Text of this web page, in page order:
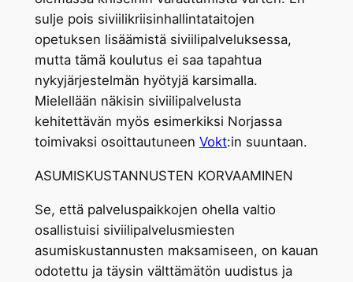
sulje pois siviilikriisinhallintataitojen
opetuksen lisäämistä siviilipalveluksessa,
mutta tämä koulutus ei saa tapahtua
nykyjärjestelmän hyötyjä karsimalla.
Mielellään näkisin siviilipalvelusta
kehitettävän myös esimerkiksi Norjassa
toimivaksi osoittautuneen Vokt:in suuntaan.
ASUMISKUSTANNUSTEN KORVAAMINEN
Se, että palveluspaikkojen ohella valtio
osallistuisi siviilipalvelusmiesten
asumiskustannusten maksamiseen, on kauan
odotettu ja täysin välttämätön uudistus ja